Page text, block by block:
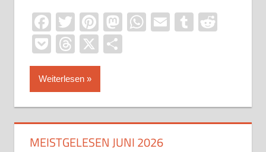
Facebook
TwitterPinterest
Mastodon
WhatsApp
EmailTumblr
PocketThreads
X
Weiterlesen
MEISTGELESEN JUNI 2026